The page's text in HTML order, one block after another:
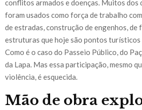
conflitos armados e doenças. Muitos dos
foram usados como força de trabalho
de estradas, construção de engenhos, de
estruturas que hoje são pontos turísticos
Como é o caso do Passeio Público, do
da Lapa. Mas essa participação, mesmo
violência, é esquecida.
Mão de obra